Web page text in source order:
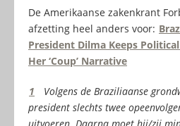
De Amerikaanse zakenkrant
afzetting heel anders voor:
President Dilma Keeps
Her ‘Coup’ Narrative
1
Volgens de Braziliaanse
president slechts twee